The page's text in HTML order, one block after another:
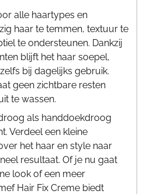
alle haartypes en
haar te temmen, textuur te
te ondersteunen. Dankzij
blijft het haar soepel,
bij dagelijks gebruik.
geen zichtbare resten
te wassen.
als handdoekdroog
Verdeel een kleine
het haar en style naar
resultaat. Of je nu gaat
look of een meer
Hair Fix Creme biedt